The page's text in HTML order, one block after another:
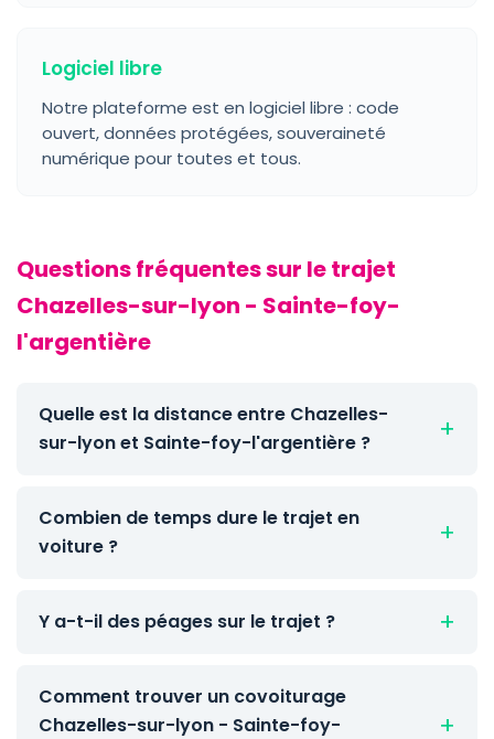
Logiciel libre
Notre plateforme est en logiciel libre : code
ouvert, données protégées, souveraineté
numérique pour toutes et tous.
Questions fréquentes sur le trajet
Chazelles-sur-lyon - Sainte-foy-
l'argentière
Quelle est la distance entre Chazelles-
sur-lyon et Sainte-foy-l'argentière ?
Combien de temps dure le trajet en
voiture ?
Y a-t-il des péages sur le trajet ?
Comment trouver un covoiturage
Chazelles-sur-lyon - Sainte-foy-